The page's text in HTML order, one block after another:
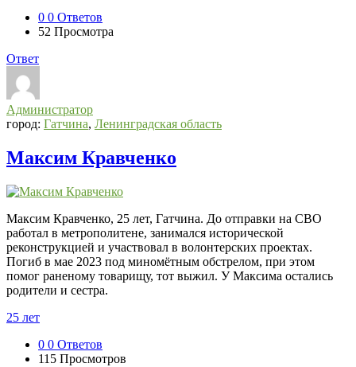
0 0 Ответов
52 Просмотра
Ответ
Администратор
город: Гатчина, Ленинградская область
Максим Кравченко
Максим Кравченко, 25 лет, Гатчина. До отправки на СВО
работал в метрополитене, занимался исторической
реконструкцией и участвовал в волонтерских проектах.
Погиб в мае 2023 под миномётным обстрелом, при этом
помог раненому товарищу, тот выжил. У Максима остались
родители и сестра.
25 лет
0 0 Ответов
115 Просмотров